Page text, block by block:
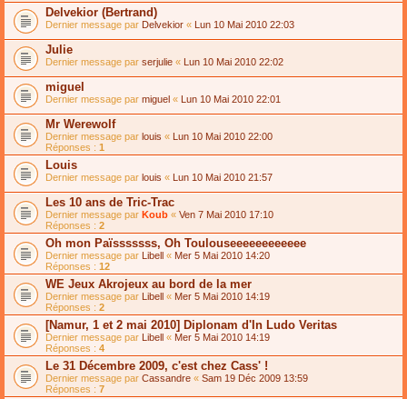
Delvekior (Bertrand)
Dernier message par Delvekior « Lun 10 Mai 2010 22:03
Julie
Dernier message par serjulie « Lun 10 Mai 2010 22:02
miguel
Dernier message par miguel « Lun 10 Mai 2010 22:01
Mr Werewolf
Dernier message par louis « Lun 10 Mai 2010 22:00
Réponses : 1
Louis
Dernier message par louis « Lun 10 Mai 2010 21:57
Les 10 ans de Tric-Trac
Dernier message par Koub « Ven 7 Mai 2010 17:10
Réponses : 2
Oh mon Païsssssss, Oh Toulouseeeeeeeeeeee
Dernier message par Libell « Mer 5 Mai 2010 14:20
Réponses : 12
WE Jeux Akrojeux au bord de la mer
Dernier message par Libell « Mer 5 Mai 2010 14:19
Réponses : 2
[Namur, 1 et 2 mai 2010] Diplonam d'In Ludo Veritas
Dernier message par Libell « Mer 5 Mai 2010 14:19
Réponses : 4
Le 31 Décembre 2009, c'est chez Cass' !
Dernier message par Cassandre « Sam 19 Déc 2009 13:59
Réponses : 7